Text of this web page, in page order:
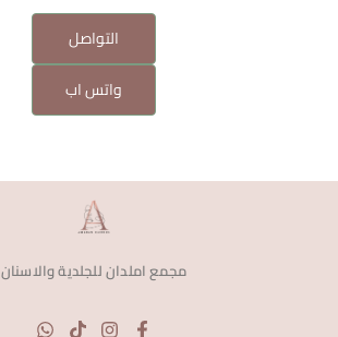
التواصل
واتس اب
مجمع املدان للجلدية والاسنان